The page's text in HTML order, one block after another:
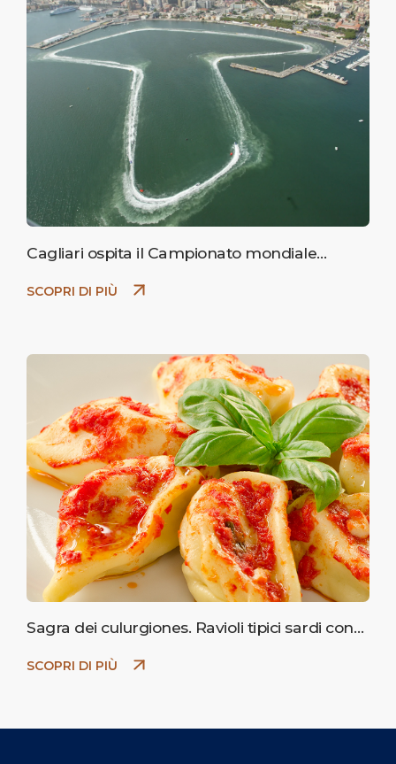
Cagliari ospita il Campionato mondiale
SCOPRI DI PIÙ
Sagra dei culurgiones. Ravioli tipici sardi con
SCOPRI DI PIÙ